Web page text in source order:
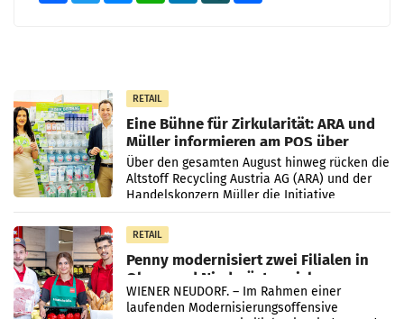
RETAIL
Eine Bühne für Zirkularität: ARA und
Müller informieren am POS über
Kreislauffähigkeit
Über den gesamten August hinweg rücken die
Altstoff Recycling Austria AG (ARA) und der
Handelskonzern Müller die Initiative
„Kreislauf-Helden“ in allen österreichischen
Müller-Filialen
RETAIL
Penny modernisiert zwei Filialen in
Ober- und Niederösterreich
WIENER NEUDORF. – Im Rahmen einer
laufenden Modernisierungsoffensive